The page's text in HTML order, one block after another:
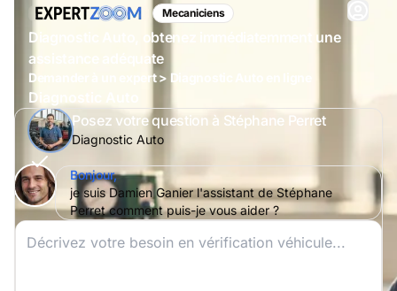
Mecaniciens
Diagnostic Auto, obtenez immédiatemment une
assistance adéquate
Demander à un expert > Diagnostic Auto en ligne
Diagnostic Auto
Posez votre question à Stéphane Perret
Diagnostic Auto
Bonjour,
je suis Damien Ganier l'assistant de Stéphane
Perret comment puis-je vous aider ?